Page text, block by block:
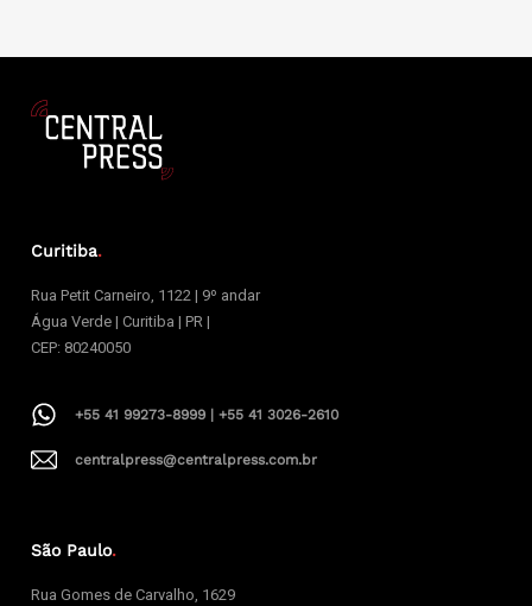
Curitiba.
Rua Petit Carneiro, 1122 | 9º andar
Água Verde | Curitiba | PR |
CEP: 80240050
+55 41 99273-8999 | +55 41 3026-2610
centralpress@centralpress.com.br
São Paulo.
Rua Gomes de Carvalho, 1629